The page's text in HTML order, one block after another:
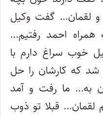
و لقمان… گفت وکیل
احمد رفتیم…
خوب سراغ دارم با
شد که کارشان را حل
به… ما رفت و آمد
لقمان… قبلا تو ذوب